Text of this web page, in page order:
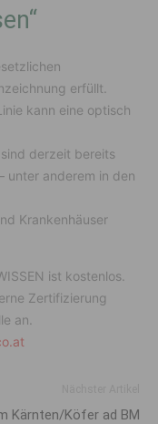
erfüllt.
kann eine optisch
derzeit bereits
unter anderem in den
Krankenhäuser
ist kostenlos.
Zertifizierung
an.
Kärnten/Köfer ad BM